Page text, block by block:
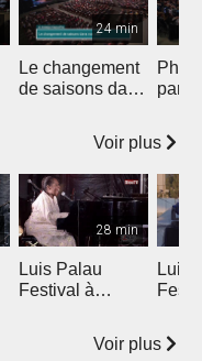
24 min
Le changement
de saisons dans
Voir plus
28 min
Luis Palau
Festival à
Luis
Voir plus